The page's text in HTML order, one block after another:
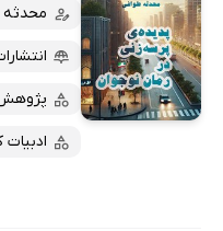
کتاب‌های صوتی
کتاب‌های متنی
محدثه